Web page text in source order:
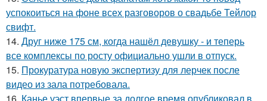
успокоиться на фоне всех разговоров о свадьбе Тейлор
свифт.
14. Друг ниже 175 см, когда нашёл девушку - и теперь
все комплексы по росту официально ушли в отпуск.
15. Прокуратура новую экспертизу для лерчек после
видео из зала потребовала.